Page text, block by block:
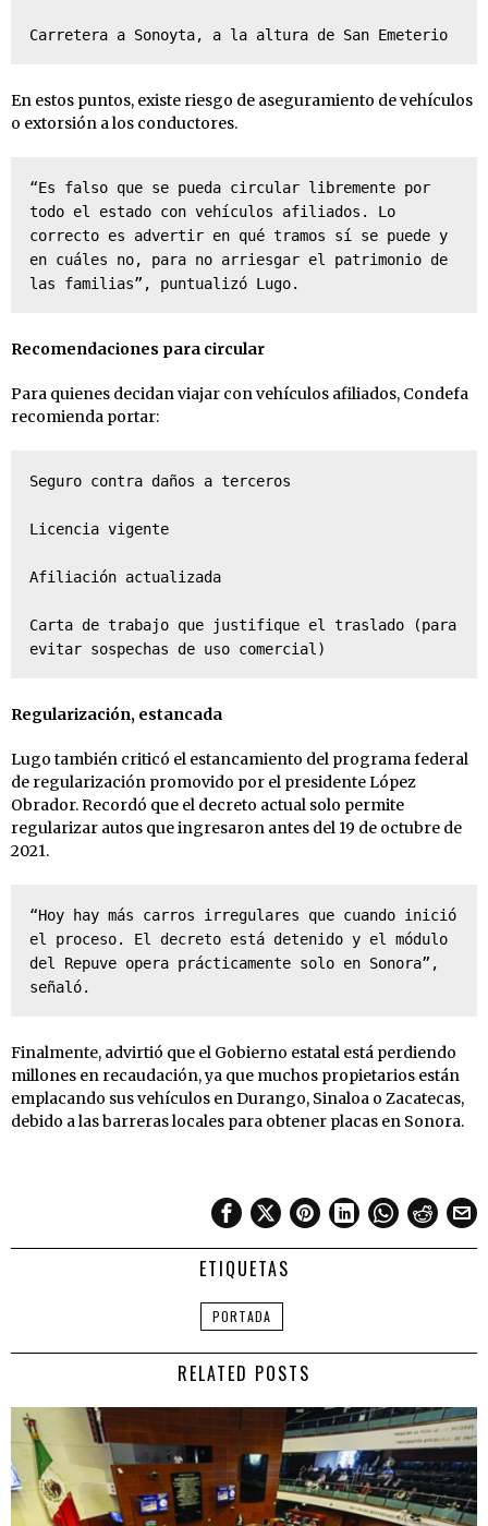
Carretera a Sonoyta, a la altura de San Emeterio
En estos puntos, existe riesgo de aseguramiento de vehículos
o extorsión a los conductores.
“Es falso que se pueda circular libremente por
todo el estado con vehículos afiliados. Lo
correcto es advertir en qué tramos sí se puede y
en cuáles no, para no arriesgar el patrimonio de
las familias”, puntualizó Lugo.
Recomendaciones para circular
Para quienes decidan viajar con vehículos afiliados, Condefa
recomienda portar:
Seguro contra daños a terceros
Licencia vigente
Afiliación actualizada
Carta de trabajo que justifique el traslado (para
evitar sospechas de uso comercial)
Regularización, estancada
Lugo también criticó el estancamiento del programa federal
de regularización promovido por el presidente López
Obrador. Recordó que el decreto actual solo permite
regularizar autos que ingresaron antes del 19 de octubre de
2021.
“Hoy hay más carros irregulares que cuando inició
el proceso. El decreto está detenido y el módulo
del Repuve opera prácticamente solo en Sonora”,
señaló.
Finalmente, advirtió que el Gobierno estatal está perdiendo
millones en recaudación, ya que muchos propietarios están
emplacando sus vehículos en Durango, Sinaloa o Zacatecas,
debido a las barreras locales para obtener placas en Sonora.
ETIQUETAS
PORTADA
RELATED POSTS